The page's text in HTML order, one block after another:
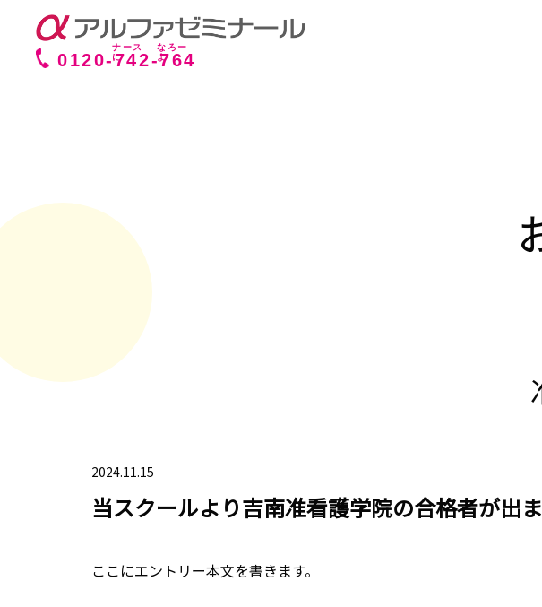
0120-742-764
2024.11.15
当スクールより吉南准看護学院の合格者が出
ここにエントリー本文を書きます。